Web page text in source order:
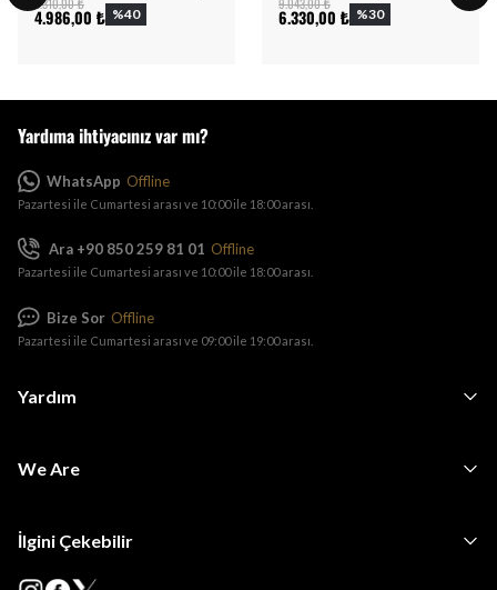
4.986,00 ₺ %40 6.330,00 ₺ %30
Yardım
We Are
İlgini Çekebilir
Yardıma ihtiyacınız var mı?
WhatsApp Offline
Pazartesi ile Cumartesi arası ve 10:00 ile 18:00 arası.
Ara +90 850 259 81 01 Offline
Pazartesi ile Cumartesi arası ve 10:00 ile 18:00 arası.
Bize Sor Offline
Pazartesi ile Cumartesi arası ve 09:00 ile 19:00 arası.